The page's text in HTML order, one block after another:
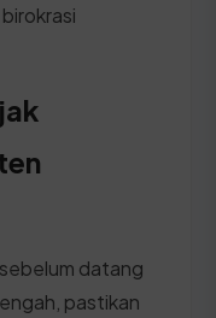
datang
pastikan